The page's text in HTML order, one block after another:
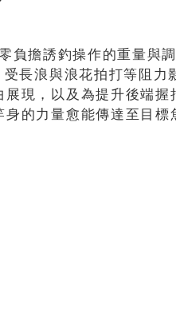
擔誘釣操作的重量與
長浪與浪花拍打等阻力
現，以及為提升後端握
的力量愈能傳達至目標